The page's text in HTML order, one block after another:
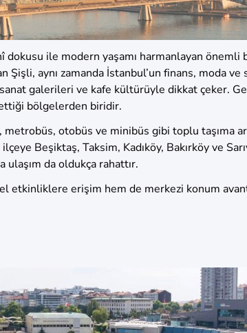
ile modern yaşamı harmanlayan
aynı zamanda İstanbul’un finans, moda
galerileri ve kafe kültürüyle dikkat çeker.
ettiği bölgelerden biridir.
otobüs ve minibüs gibi toplu taşıma
Beşiktaş, Taksim, Kadıköy, Bakırköy ve
ulaşım da oldukça rahattır.
etkinliklere erişim hem de merkezi konum